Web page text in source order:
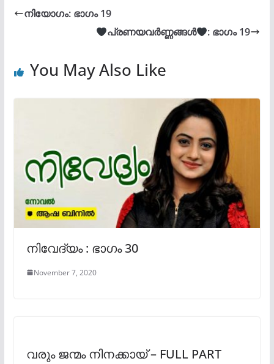
നിയോഗം: ഭാഗം 19
പ്രണയവർണ്ണങ്ങൾ
: ഭാഗം 19
You May Also Like
നിവേദ്യം : ഭാഗം 30
November 7, 2020
വരും ജന്മം നിനക്കായ് – FULL PART